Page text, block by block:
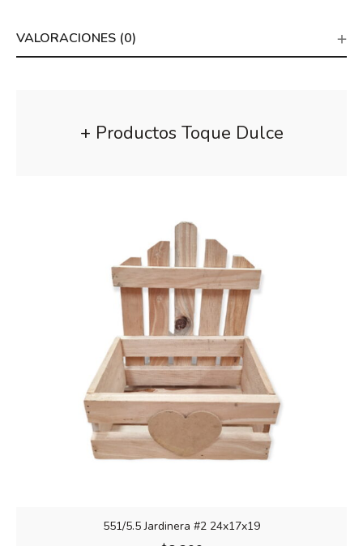
VALORACIONES (0)
+ Productos Toque Dulce
551/5.5 Jardinera #2 24x17x19